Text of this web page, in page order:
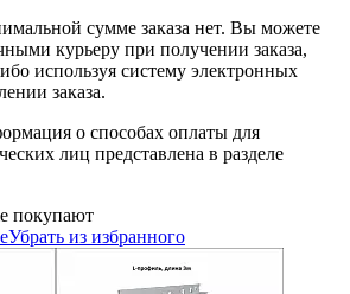
сумме заказа нет. Вы можете
курьеру при получении заказа,
используя систему электронных
заказа.
о способах оплаты для
лиц представлена в разделе
покупают
Убрать из избранного